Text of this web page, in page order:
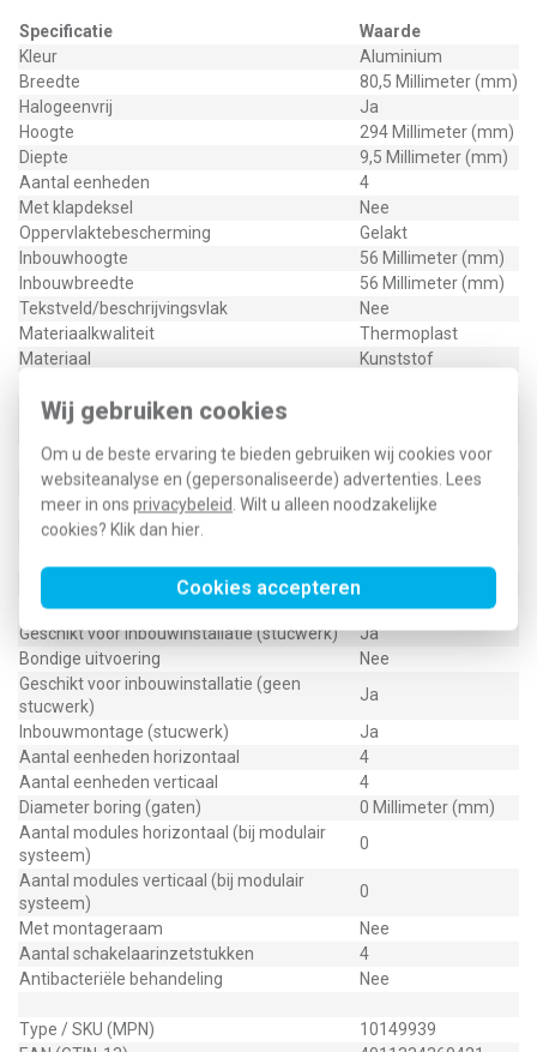
Wij gebruiken cookies
Om u de beste ervaring te bieden gebruiken wij cookies voor
websiteanalyse en (gepersonaliseerde) advertenties. Lees
meer in ons privacybeleid. Wilt u alleen noodzakelijke
cookies? Klik dan hier.
Cookies accepteren
Specificatie
Waarde
Kleur
Aluminium
Breedte
80,5 Millimeter (mm)
Halogeenvrij
Ja
Hoogte
294 Millimeter (mm)
Diepte
9,5 Millimeter (mm)
Aantal eenheden
4
Met klapdeksel
Nee
Oppervlaktebescherming
Gelakt
Inbouwhoogte
56 Millimeter (mm)
Inbouwbreedte
56 Millimeter (mm)
Tekstveld/beschrijvingsvlak
Nee
Materiaalkwaliteit
Thermoplast
Materiaal
Kunststof
Montagerichting
RAL-nummer (vergelijkbaar)
9006
Slagvastheid
IK05
Beschermingsgraad (IP)
IP20
Geschikt voor vloerpot
Uitvoering oppervlakte
Geschikt voor wandgoot
Ja
Geschikt voor inbouwinstallatie (stucwerk)
Ja
Bondige uitvoering
Nee
Geschikt voor inbouwinstallatie (geen
stucwerk)
Ja
Inbouwmontage (stucwerk)
Ja
Aantal eenheden horizontaal
4
Aantal eenheden verticaal
4
Diameter boring (gaten)
0 Millimeter (mm)
Aantal modules horizontaal (bij modulair
systeem)
0
Aantal modules verticaal (bij modulair
systeem)
0
Met montageraam
Nee
Aantal schakelaarinzetstukken
4
Antibacteriële behandeling
Nee
Type / SKU (MPN)
10149939